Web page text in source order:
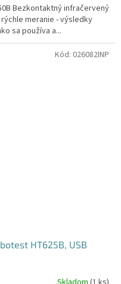
Bezkontaktný infračervený
meranie - výsledky
sa používa a...
HT625B, USB
Kód: 026082INP